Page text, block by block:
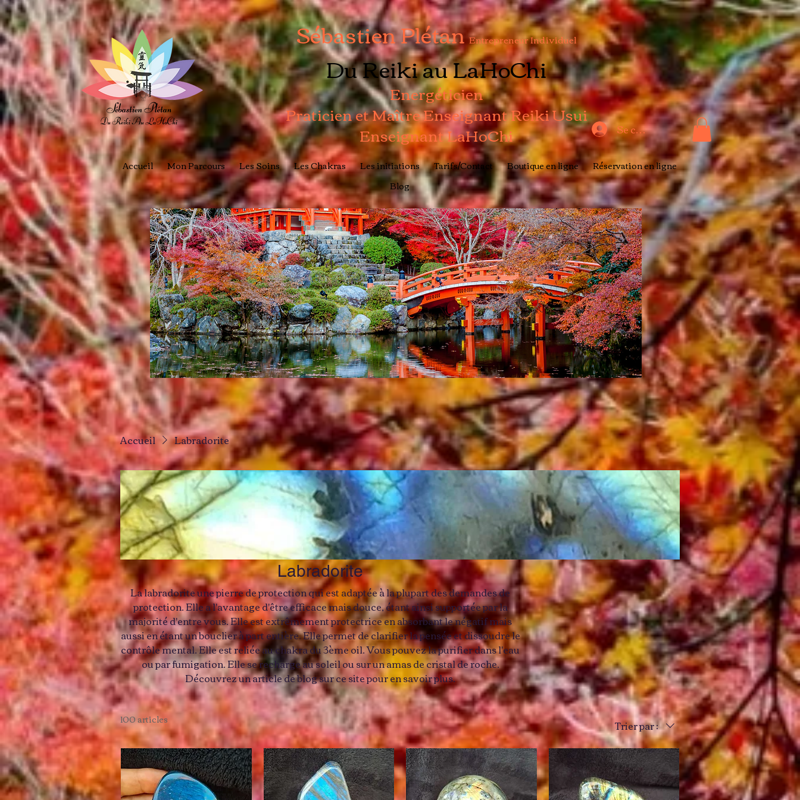
Sébastien PlétanEntrepreneur Individuel
Du Reiki au LaHoChi
Energéticien
Praticien et Maître Enseignant Reiki Usui
Enseignant LaHoChi Se connecter
Accueil Mon Parcours Les Soins Les Chakras Les initiations Tarifs/Contact Boutique en ligne
Réservation en ligne
Blog
Accueil Labradorite
Labradorite
La labradorite une pierre de protection qui est adaptée à la plupart des demandes de
protection. Elle a l'avantage d'être efficace mais douce, étant ainsi supportée par la
majorité d'entre vous. Elle est extrêmement protectrice en absorbant le négatif mais
aussi en étant un bouclier à part entière. Elle permet de clarifier la pensée et dissoudre le
contrôle mental. Elle est reliée au chakra du 3ème oil. Vous pouvez la purifier dans l'eau
ou par fumigation. Elle se recharge au soleil ou sur un amas de cristal de roche.
Découvrez un article de blog sur ce site pour en savoir plus.
100 articles Trier par :